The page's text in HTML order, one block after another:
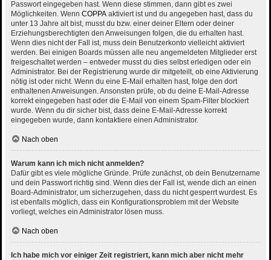
Passwort eingegeben hast. Wenn diese stimmen, dann gibt es zwei
Möglichkeiten. Wenn COPPA aktiviert ist und du angegeben hast, dass du
unter 13 Jahre alt bist, musst du bzw. einer deiner Eltern oder deiner
Erziehungsberechtigten den Anweisungen folgen, die du erhalten hast.
Wenn dies nicht der Fall ist, muss dein Benutzerkonto vielleicht aktiviert
werden. Bei einigen Boards müssen alle neu angemeldeten Mitglieder erst
freigeschaltet werden – entweder musst du dies selbst erledigen oder ein
Administrator. Bei der Registrierung wurde dir mitgeteilt, ob eine Aktivierung
nötig ist oder nicht. Wenn du eine E-Mail erhalten hast, folge den dort
enthaltenen Anweisungen. Ansonsten prüfe, ob du deine E-Mail-Adresse
korrekt eingegeben hast oder die E-Mail von einem Spam-Filter blockiert
wurde. Wenn du dir sicher bist, dass deine E-Mail-Adresse korrekt
eingegeben wurde, dann kontaktiere einen Administrator.
Nach oben
Warum kann ich mich nicht anmelden?
Dafür gibt es viele mögliche Gründe. Prüfe zunächst, ob dein Benutzername
und dein Passwort richtig sind. Wenn dies der Fall ist, wende dich an einen
Board-Administrator, um sicherzugehen, dass du nicht gesperrt wurdest. Es
ist ebenfalls möglich, dass ein Konfigurationsproblem mit der Website
vorliegt, welches ein Administrator lösen muss.
Nach oben
Ich habe mich vor einiger Zeit registriert, kann mich aber nicht mehr